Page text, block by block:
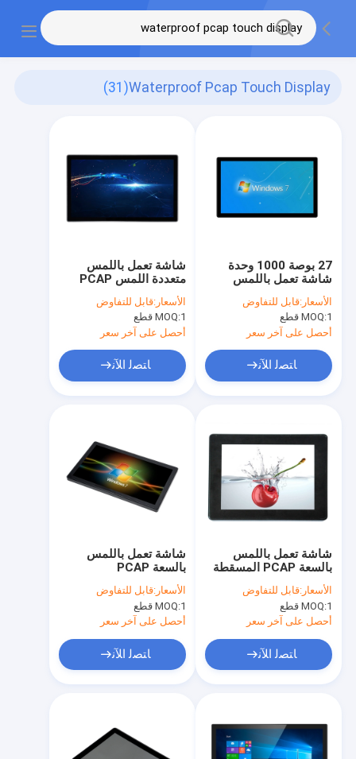
Waterproof Pcap Touch Display
(31)
شاشة تعمل باللمس
متعددة اللمس PCAP
مقاومة للماء ، شاشة
لمس محمولة مقاس
21.5 بوصة
الأسعار:قابل للتفاوض
MOQ:1 قطع
أحصل على آخر سعر
ﺎﺘﺼﻟ ﺍﻶﻧ
27 بوصة 1000 وحدة
شاشة تعمل باللمس
للماء DC 12v
الأسعار:قابل للتفاوض
MOQ:1 قطع
أحصل على آخر سعر
ﺎﺘﺼﻟ ﺍﻶﻧ
شاشة تعمل باللمس
بالسعة PCAP
الأسعار:قابل للتفاوض
MOQ:1 قطع
أحصل على آخر سعر
ﺎﺘﺼﻟ ﺍﻶﻧ
شاشة تعمل باللمس
بالسعة PCAP المسقطة
مسطحة بدون إطار
الأسعار:قابل للتفاوض
MOQ:1 قطع
أحصل على آخر سعر
ﺎﺘﺼﻟ ﺍﻶﻧ